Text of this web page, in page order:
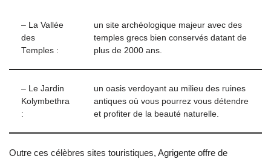
– La Vallée
des
Temples :
un site archéologique majeur avec des
temples grecs bien conservés datant de
plus de 2000 ans.
– Le Jardin
Kolymbethra
:
un oasis verdoyant au milieu des ruines
antiques où vous pourrez vous détendre
et profiter de la beauté naturelle.
Outre ces célèbres sites touristiques, Agrigente offre de